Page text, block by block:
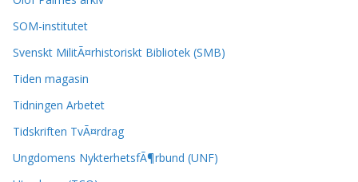
SOM-institutet
Svenskt MilitÃ¤rhistoriskt Bibliotek (SMB)
Tiden magasin
Tidningen Arbetet
Tidskriften TvÃ¤rdrag
Ungdomens NykterhetsfÃ¶rbund (UNF)